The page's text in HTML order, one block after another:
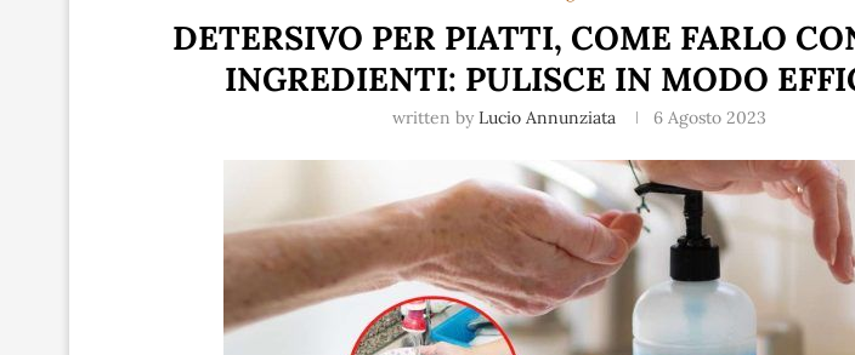
DETERSIVO PER PIATTI, COME FARLO
INGREDIENTI: PULISCE IN MODO
written by Lucio Annunziata 6 Agosto 2023